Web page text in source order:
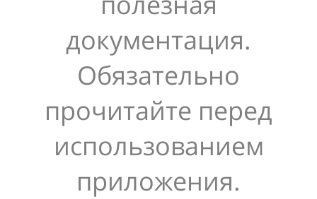
документация.
Обязательно
прочитайте перед
использованием
приложения.